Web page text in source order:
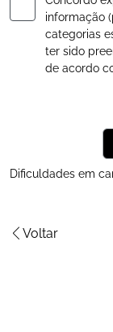
informação
categorias
ter sido
de acordo
Dificuldades em
Voltar